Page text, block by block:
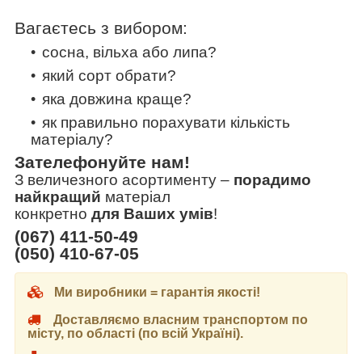
Вагаєтесь з вибором:
сосна, вільха або липа?
який сорт обрати?
яка довжина краще?
як правильно порахувати кількість
матеріалу?
Зателефонуйте нам!
З величезного асортименту – порадимо
найкращий матеріал
конкретно для Ваших умів!
(067) 411-50-49
(050) 410-67-05
Ми виробники = гарантія якості!
Доставляємо власним транспортом по
місту, по області (по всій Україні).